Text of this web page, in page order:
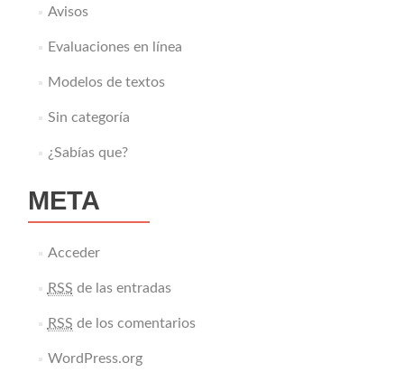
Avisos
Evaluaciones en línea
Modelos de textos
Sin categoría
¿Sabías que?
META
Acceder
RSS de las entradas
RSS de los comentarios
WordPress.org